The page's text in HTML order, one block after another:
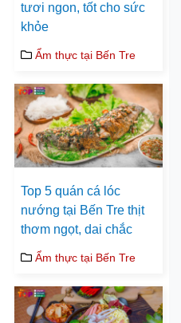
tươi ngon, tốt cho sức
khỏe
Ẩm thực tại Bến Tre
Top 5 quán cá lóc
nướng tại Bến Tre thịt
thơm ngọt, dai chắc
Ẩm thực tại Bến Tre